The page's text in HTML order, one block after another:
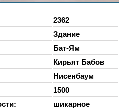
2362
Здание
Бат-Ям
Кирьят Бабов
Нисенбаум
1500
шикарное